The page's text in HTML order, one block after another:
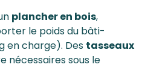
plancher en bois,
le poids du bâti-
en charge). Des tasseaux
nécessaires sous le